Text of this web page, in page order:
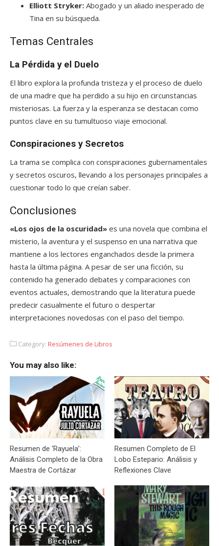
Elliott Stryker: Abogado y un aliado inesperado de
Tina en su búsqueda.
Temas Centrales
La Pérdida y el Duelo
El libro explora la profunda tristeza y el proceso de duelo
de una madre que ha perdido a su hijo en circunstancias
misteriosas. La fuerza y la esperanza se destacan como
puntos clave en su tumultuoso viaje emocional.
Conspiraciones y Secretos
La trama se complica con conspiraciones gubernamentales
y secretos oscuros, llevando a los personajes principales a
cuestionar todo lo que creían saber.
Conclusiones
«Los ojos de la oscuridad» es una novela que combina el
misterio, la aventura y el suspenso en una narrativa que
mantiene a los lectores enganchados desde la primera
hasta la última página. A pesar de ser una ficción, su
contenido ha generado debates y comparaciones con
eventos actuales, demostrando que la literatura puede
predecir casualmente el futuro o despertar
interpretaciones novedosas con el paso del tiempo.
Category: Resúmenes de Libros
You may also like:
Resumen de ‘Rayuela’:
Análisis Completo de la Obra
Maestra de Cortázar
Resumen Completo de El
Lobo Estepario: Análisis y
Reflexiones Clave